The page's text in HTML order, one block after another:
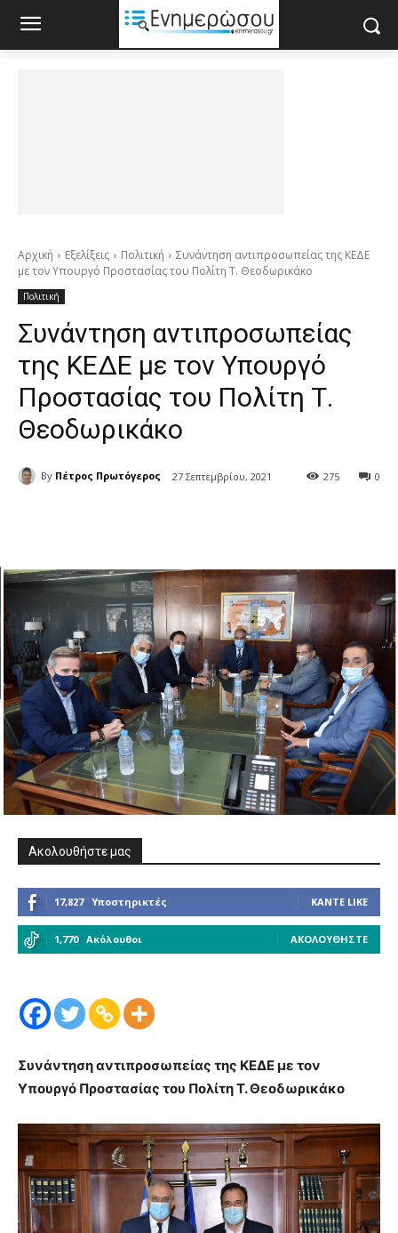
Αρχική Εξελίξεις Πολιτική
Συνάντηση αντιπροσωπείας της ΚΕΔΕ
με τον Υπουργό Προστασίας του Πολίτη Τ. Θεοδωρικάκο
Πολιτική
Συνάντηση αντιπροσωπείας
της ΚΕΔΕ με τον Υπουργό
Προστασίας του Πολίτη Τ.
Θεοδωρικάκο
By Πέτρος Πρωτόγερος 27 Σεπτεμβρίου, 2021 0
275
Ακολουθήστε μας
17,827 Υποστηρικτές ΚΆΝΤΕ LIKE
1,770 Ακόλουθοι ΑΚΟΛΟΥΘΉΣΤΕ
Συνάντηση αντιπροσωπείας της ΚΕΔΕ με τον
Υπουργό Προστασίας του Πολίτη Τ. Θεοδωρικάκο